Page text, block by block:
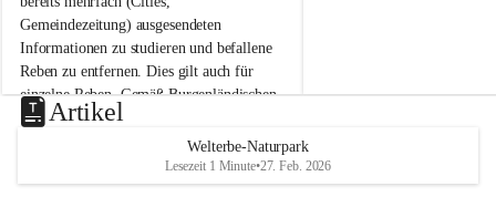
a
m
N
e
u
s
d
Gemeindezeitung) ausgesendeten
Informationen zu studieren und befallene
Reben zu entfernen. Dies gilt auch für
einzelne Reben. Gemäß Burgenländischen
Weinbaugesetz sind nicht gepflegte oder
unzulässige Weingärten zu roden! Bitte
helfen wir zusammen um unsere Winzer
vor den prognostizierten Ernteausfällen
u
e
d
Artikel
Welterbe-Naturpark
Lesezeit 1 Minute•27. Feb. 2026